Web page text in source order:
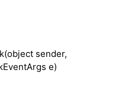
sender,
e)